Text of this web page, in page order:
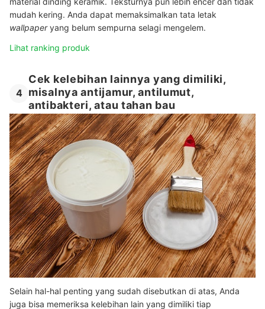
mudah kering. Anda dapat memaksimalkan tata letak
wallpaperyang belum sempurna selagi mengelem.
Lihat ranking produk
4
Cek kelebihan lainnya yang dimiliki,
misalnya antijamur, antilumut,
antibakteri, atau tahan bau
Selain hal-hal penting yang sudah disebutkan di atas, Anda
juga bisa memeriksa kelebihan lain yang dimiliki tiap